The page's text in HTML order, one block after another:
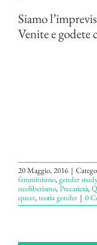
Siamo
Venite e godete
20 Maggio, 2016 |
femminismo,gender study
neoliberismo,Precarietà,
queer,teoria gender | 0